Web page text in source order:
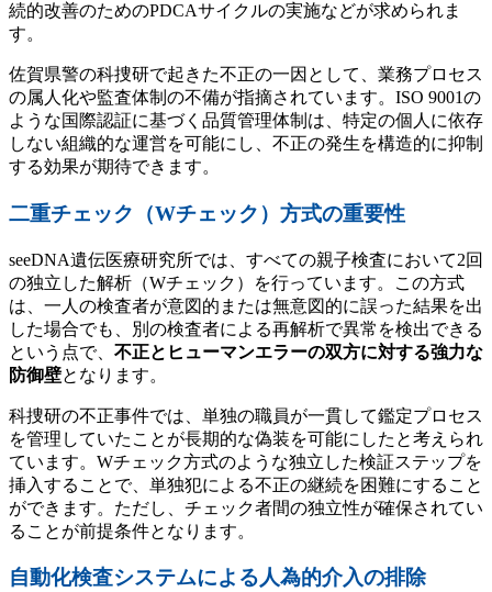
続的改善のためのPDCAサイクルの実施などが求められま
す。
佐賀県警の科捜研で起きた不正の一因として、業務プロセス
の属人化や監査体制の不備が指摘されています。ISO 9001の
ような国際認証に基づく品質管理体制は、特定の個人に依存
しない組織的な運営を可能にし、不正の発生を構造的に抑制
する効果が期待できます。
二重チェック（Wチェック）方式の重要性
seeDNA遺伝医療研究所では、すべての親子検査において2回
の独立した解析（Wチェック）を行っています。この方式
は、一人の検査者が意図的または無意図的に誤った結果を出
した場合でも、別の検査者による再解析で異常を検出できる
という点で、 不正とヒューマンエラーの双方に対する強力な
防御壁となります。
科捜研の不正事件では、単独の職員が一貫して鑑定プロセス
を管理していたことが長期的な偽装を可能にしたと考えられ
ています。Wチェック方式のような独立した検証ステップを
挿入することで、単独犯による不正の継続を困難にすること
ができます。ただし、チェック者間の独立性が確保されてい
ることが前提条件となります。
自動化検査システムによる人為的介入の排除